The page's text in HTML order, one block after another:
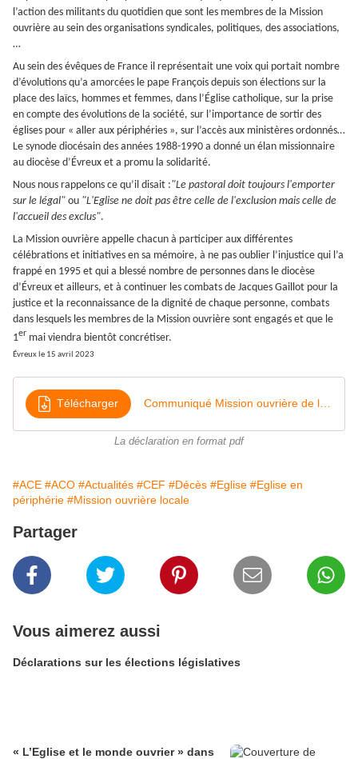
l’action des militants du quotidien que sont les membres de la Mission
ouvrière au sein des organisations syndicales, politiques, des associations,
…
Au sein des évêques de France il représentait une voix qui portait nombre
d’évolutions qu’a amorcées le pape François depuis son élections sur la
place des laïcs, hommes et femmes, dans l’Église catholique, sur la prise
en compte des évolutions de la société, sur l’importance de sortir des
églises pour « aller aux périphéries », sur l’accès aux ministères ordonnés…
Le synode diocésain des années 1988-1990 a donné un élan missionnaire
au diocèse d’Évreux et a promu la solidarité.
Nous nous rappelons ce qu’il disait :"Le pastoral doit toujours l'emporter
sur le légal" ou "L'Eglise ne doit pas être celle de l'exclusion mais celle de
l'accueil des exclus".
La Mission ouvrière appelle chacun à participer aux différentes
célébrations et initiatives en sa mémoire, à ne pas oublier l’injustice qui l’a
frappé en 1995 et qui a blessé nombre de personnes dans le diocèse
d’Évreux et ailleurs, et à continuer les combats de Jacques Gaillot pour la
justice et la reconnaissance de la dignité de chaque personne, combats
dans lesquels les membres de la Mission ouvrière sont engagés et que le
1er mai viendra bientôt concrétiser.
Évreux le 15 avril 2023
Télécharger Communiqué Mission ouvrière de l'Eure 15-04-2023 Décès J Gaillot
La déclaration en format pdf
#ACE #ACO #Actualités #CEF #Décès #Eglise #Eglise en
périphérie #Mission ouvrière locale
Partager
Vous aimerez aussi
Déclarations sur les élections législatives
« L’Eglise et le monde ouvrier » dans